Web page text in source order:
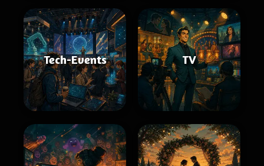
Tech-Events TV